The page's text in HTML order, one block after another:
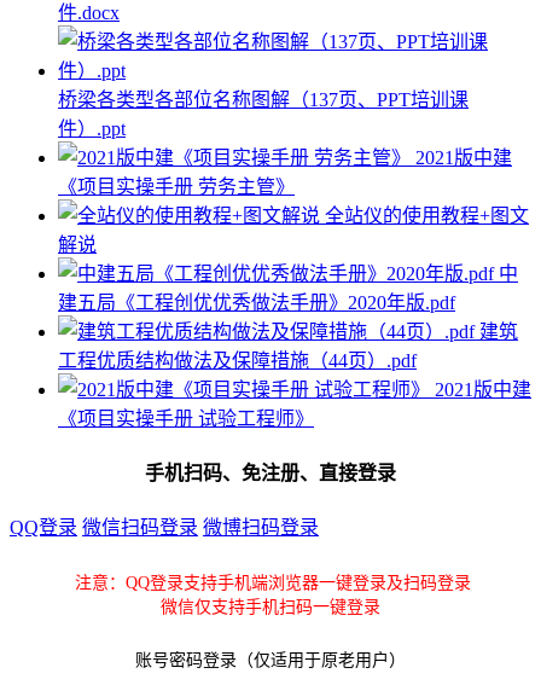
件.docx
桥梁各类型各部位名称图解（137页、PPT培训课
件）.ppt
2021版中建
《项目实操手册 劳务主管》
全站仪的使用教程+图文
解说
中
建五局《工程创优优秀做法手册》2020年版.pdf
建筑
工程优质结构做法及保障措施（44页）.pdf
2021版中建
《项目实操手册 试验工程师》
手机扫码、免注册、直接登录
QQ登录 微信扫码登录 微博扫码登录
注意：QQ登录支持手机端浏览器一键登录及扫码登录
微信仅支持手机扫码一键登录
账号密码登录（仅适用于原老用户）